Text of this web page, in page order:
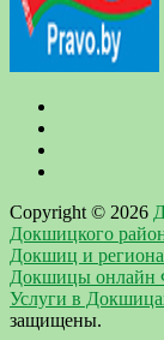
Copyright © 2026
Докшицкого
Докшиц и
Докшицы онлайн
Услуги в
защищены.